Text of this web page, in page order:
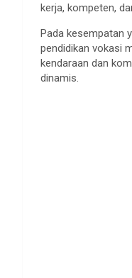
kerja, kompeten,
Pada kesempatan
pendidikan vokasi
kendaraan dan
dinamis.